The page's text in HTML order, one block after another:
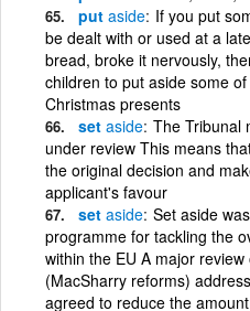
put aside If you put
be dealt with or used at a
bread, broke it nervously,
children to put aside some
Christmas presents
set aside The Tribunal
under review This means
the original decision and
applicant's favour
set aside Set aside
programme for tackling the
within the EU A major
(MacSharry reforms)
agreed to reduce the